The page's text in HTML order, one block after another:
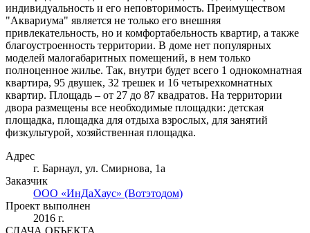
индивидуальность и его неповторимость. Преимуществом
"Аквариума" является не только его внешняя
привлекательность, но и комфортабельность квартир, а также
благоустроенность территории. В доме нет популярных
моделей малогабаритных помещений, в нем только
полноценное жилье. Так, внутри будет всего 1 однокомнатная
квартира, 95 двушек, 32 трешек и 16 четырехкомнатных
квартир. Площадь – от 27 до 87 квадратов. На территории
двора размещены все необходимые площадки: детская
площадка, площадка для отдыха взрослых, для занятий
физкультурой, хозяйственная площадка.
Адрес
г. Барнаул, ул. Смирнова, 1а
Заказчик
ООО «ИнДаХаус» (Вотэтодом)
Проект выполнен
2016 г.